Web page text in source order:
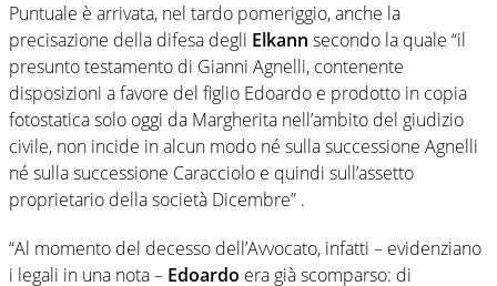
Puntuale è arrivata, nel tardo pomeriggio, anche la
precisazione della difesa degli Elkann secondo la quale “il
presunto testamento di Gianni Agnelli, contenente
disposizioni a favore del figlio Edoardo e prodotto in copia
fotostatica solo oggi da Margherita nell’ambito del giudizio
civile, non incide in alcun modo né sulla successione Agnelli
né sulla successione Caracciolo e quindi sull’assetto
proprietario della società Dicembre” .
“Al momento del decesso dell’Avvocato, infatti – evidenziano
i legali in una nota – Edoardo era già scomparso: di